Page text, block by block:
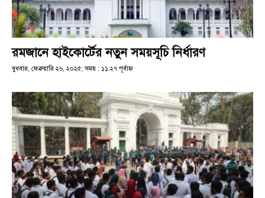
রমজানে হাইকোর্টের নতুন সময়সূচি নির্ধারণ
বুধবার, ফেব্রুয়ারি ২৬, ২০২৫; সময় : ১১:২৭ পূর্বাহ্ণ